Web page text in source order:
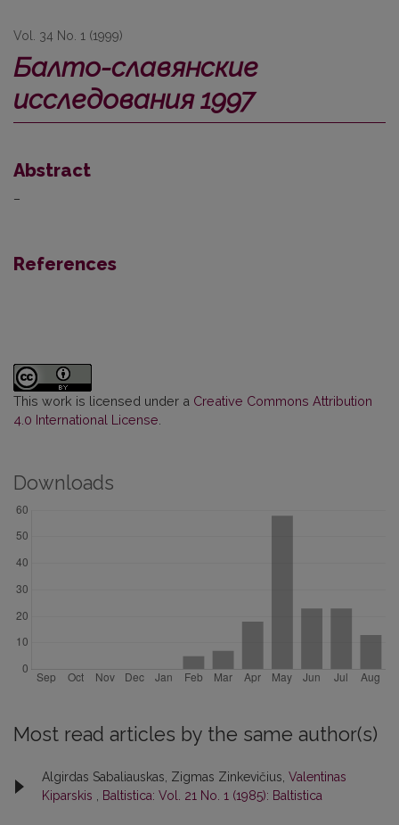
Vol. 34 No. 1 (1999)
Балто-славянские
исследования 1997
Abstract
–
References
This work is licensed under a Creative Commons Attribution
4.0 International License
Downloads
Most read articles by the same author(s)
Algirdas Sabaliauskas, Zigmas Zinkevičius, Valentinas
Kiparskis
Baltistica: Vol. 21 No. 1 (1985): Baltistica